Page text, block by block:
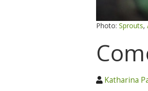
Photo:Sprouts,
Katharina